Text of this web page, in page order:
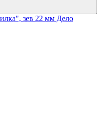
зев 22 мм Дело